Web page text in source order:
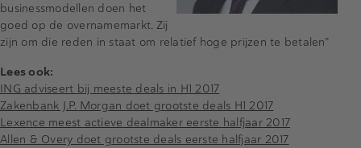
businessmodellen doen het
goed op de overnamemarkt. Zij
zijn om die reden in staat om relatief hoge prijzen te betalen”
Lees ook:
ING adviseert bij meeste deals in H1 2017
Zakenbank J.P. Morgan doet grootste deals H1 2017
Lexence meest actieve dealmaker eerste halfjaar 2017
Allen & Overy doet grootste deals eerste halfjaar 2017